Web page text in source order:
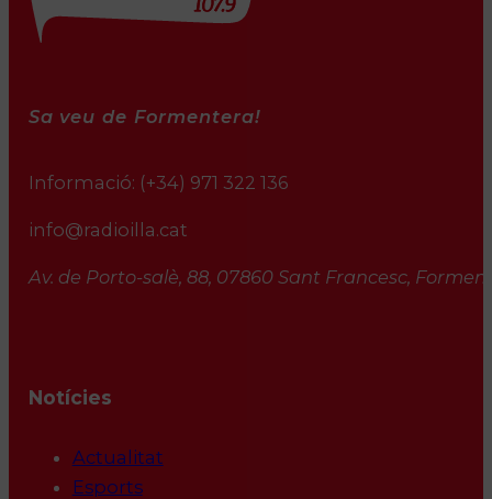
Sa veu de Formentera!
Informació: (+34) 971 322 136
info@radioilla.cat
Av. de Porto-salè, 88, 07860 Sant Francesc,
Notícies
Actualitat
Esports